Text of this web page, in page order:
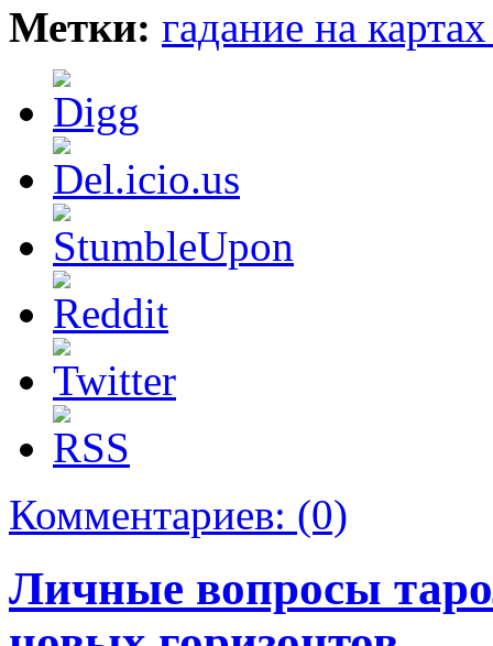
Метки: гадание на
Комментариев: (0)
Личные вопросы